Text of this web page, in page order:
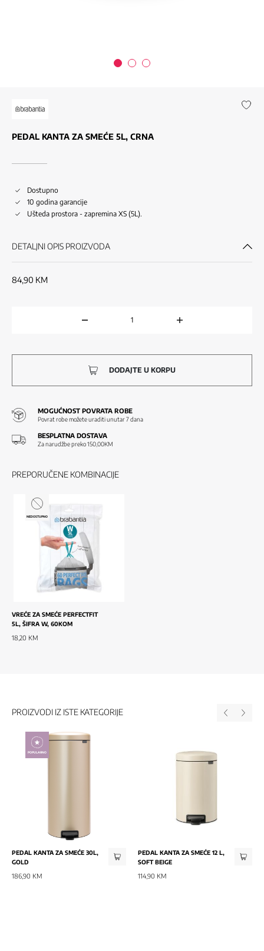
PEDAL KANTA ZA SMEĆE 5L, CRNA
Dostupno
10 godina garancije
Ušteda prostora - zapremina XS (5L).
DETALJNI OPIS PROIZVODA
84,90 KM
DODAJTE U KORPU
MOGUĆNOST POVRATA ROBE
Povrat robe možete uraditi unutar 7 dana
BESPLATNA DOSTAVA
Za narudžbe preko 150,00KM
PREPORUČENE KOMBINACIJE
NEDOSTUPNO
VREĆE ZA SMEĆE PERFECTFIT
5L, ŠIFRA W, 60KOM
18,20 KM
PROIZVODI IZ ISTE KATEGORIJE
POPULARNO
PEDAL KANTA ZA SMEĆE 30L,
GOLD
186,90 KM
PEDAL KANTA ZA SMEĆE 12 L,
SOFT BEIGE
114,90 KM